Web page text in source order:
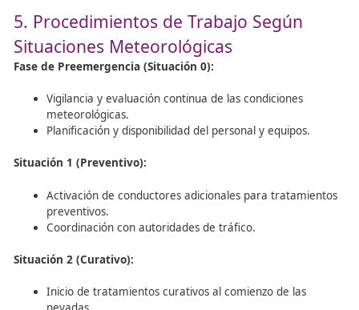
Maquinaria:
incluyendo características técnicas y matrículas.
como cloruro de sodio y cloruro de calcio.
Detalles de almacenamiento, capacidad y
suministros.
Directorio de proveedores de productos químicos.
Personal: